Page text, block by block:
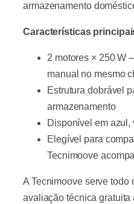
armazenamento
Características
2 motores × 250 W
manual no mesmo
Estrutura dobrável
armazenamento
Disponível em azul,
Elegível para
Tecnimoove
A Tecnimoove serve
avaliação técnica